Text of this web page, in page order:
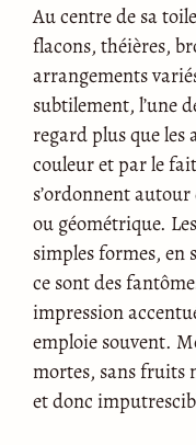
Au centre de sa
flacons, théières,
arrangements
subtilement, l’une
regard plus que les
couleur et par le
s’ordonnent
ou géométrique.
simples formes, en
ce sont des
impression
emploie souvent.
mortes, sans fruits
et donc